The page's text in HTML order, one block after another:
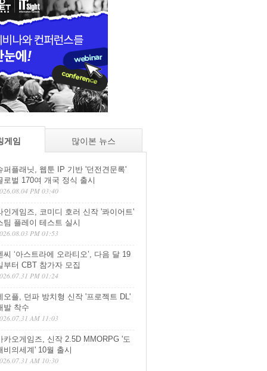
게임 많이본 뉴스
퍼플래닛, 웹툰 IP 기반 '던전견문록'
로벌 170여 개국 정식 출시
PM 03:40
인게임즈, 코미디 호러 신작 '콰이어트'
팀 플레이 테스트 실시
PM 01:53
씨 ‘아스트라에 오라티오’, 다음 달 19
부터 CBT 참가자 모집
PM 01:24
오플, 던파 방치형 신작 '프로젝트 DL'
발 착수
AM 11:03
카오게임즈, 신작 2.5D MMORPG '도
비의세계' 10월 출시
AM 10:30